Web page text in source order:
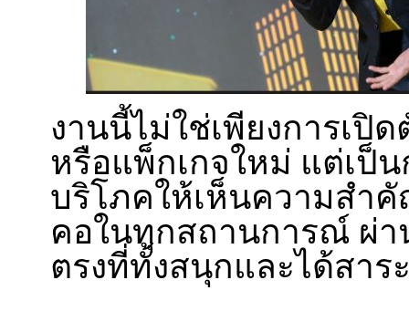
งานนี้ไม่ใช่เพียงการเปิด
หรือแพ็กเกจใหม่ แต่เป็
บริโภคให้เห็นความสำ
คอในทุกสถานการณ์ ผ่
ตรงที่ทั้งสนุกและได้สาร